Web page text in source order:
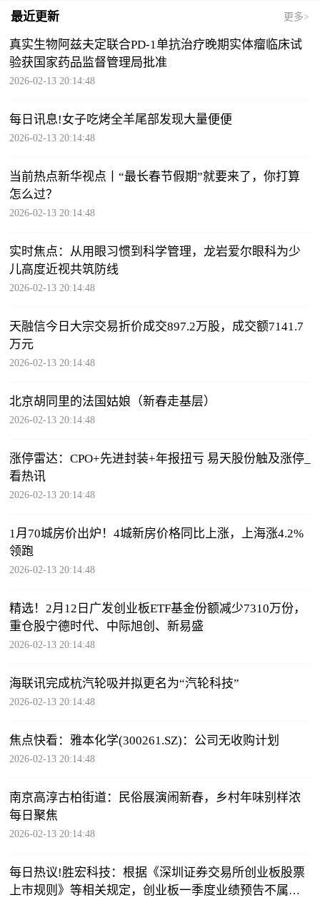
最近更新 更多>
真实生物阿兹夫定联合PD-1单抗治疗晚期实体瘤临床试
验获国家药品监督管理局批准
2026-02-13 20:14:48
每日讯息!女子吃烤全羊尾部发现大量便便
2026-02-13 20:14:48
当前热点新华视点丨“最长春节假期”就要来了，你打算
怎么过？
2026-02-13 20:14:48
实时焦点：从用眼习惯到科学管理，龙岩爱尔眼科为少
儿高度近视共筑防线
2026-02-13 20:14:48
天融信今日大宗交易折价成交897.2万股，成交额7141.7
万元
2026-02-13 20:14:48
北京胡同里的法国姑娘（新春走基层）
2026-02-13 20:14:48
涨停雷达：CPO+先进封装+年报扭亏 易天股份触及涨停_
看热讯
2026-02-13 20:14:48
1月70城房价出炉！4城新房价格同比上涨，上海涨4.2%
领跑
2026-02-13 20:14:48
精选！2月12日广发创业板ETF基金份额减少7310万份，
重仓股宁德时代、中际旭创、新易盛
2026-02-13 20:14:48
海联讯完成杭汽轮吸并拟更名为“汽轮科技”
2026-02-13 20:14:48
焦点快看：雅本化学(300261.SZ)：公司无收购计划
2026-02-13 20:14:48
南京高淳古柏街道：民俗展演闹新春，乡村年味别样浓
每日聚焦
2026-02-13 20:14:48
每日热议!胜宏科技：根据《深圳证券交易所创业板股票
上市规则》等相关规定，创业板一季度业绩预告不属于